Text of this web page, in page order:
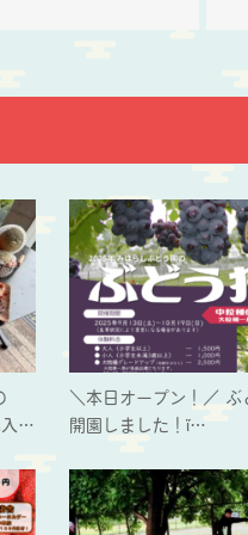
入…
＼本日オープン！／ ぶ
開園しました！ἴ…